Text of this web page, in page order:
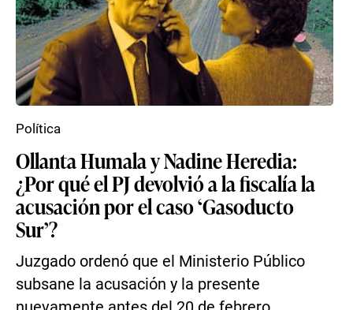
Ollanta Humala y Nadine Heredia:
¿Por qué el PJ devolvió a la fiscalía la
acusación por el caso ‘Gasoducto
Sur’?
Juzgado ordenó que el Ministerio Público
subsane la acusación y la presente
Política